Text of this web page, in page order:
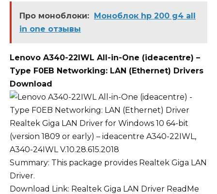
Про моноблоки:
Моноблок hp 200 g4 all
in one отзывы
Lenovo A340-22IWL All-in-One (ideacentre) –
Type F0EB Networking: LAN (Ethernet) Drivers
Download
Realtek Giga LAN Driver for Windows 10 64-bit
(version 1809 or early) – ideacentre A340-22IWL,
A340-24IWL V.10.28.615.2018
Summary: This package provides Realtek Giga LAN
Driver.
Download Link: Realtek Giga LAN Driver ReadMe